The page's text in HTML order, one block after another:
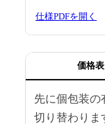
仕様PDFを開く
価格表
先に個包装の
切り替わりま